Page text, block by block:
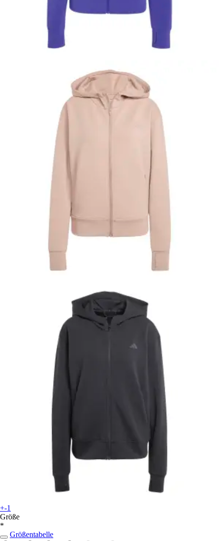
+-1
Größe
*
Größentabelle